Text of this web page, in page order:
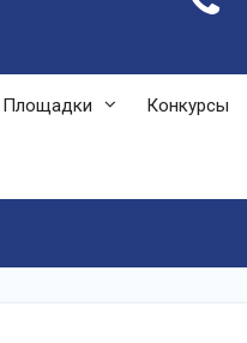
Площадки Конкурсы